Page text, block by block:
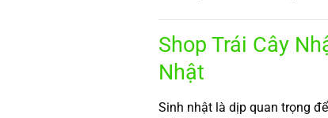
Shop Trái Cây
Nhật
Sinh nhật là dịp quan trọng